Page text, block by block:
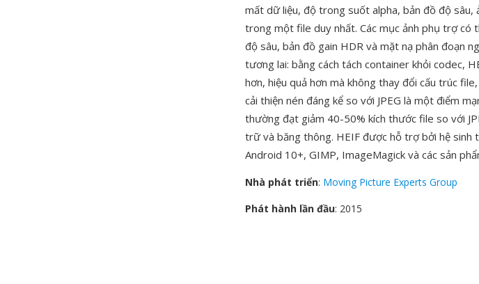
mất dữ liệu, độ trong suốt alpha, bản đồ độ
trong một file duy nhất. Các mục ảnh phụ trợ có
độ sâu, bản đồ gain HDR và mặt nạ phân đoạn
tương lai: bằng cách tách container khỏi codec,
hơn, hiệu quả hơn mà không thay đổi cấu trúc
cải thiện nén đáng kể so với JPEG là một điểm
thường đạt giảm 40-50% kích thước file so với
trữ và băng thông. HEIF được hỗ trợ bởi hệ sinh
Android 10+, GIMP, ImageMagick và các sản
Nhà phát triển: Moving Picture Experts Group
Phát hành lần đầu: 2015